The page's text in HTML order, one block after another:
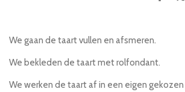
We gaan de taart vullen en afsmeren.
We bekleden de taart met rolfondant.
We werken de taart af in een eigen gekozen